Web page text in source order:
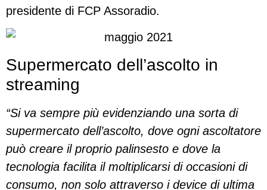
presidente di FCP Assoradio.
Supermercato dell’ascolto in
streaming
“Si va sempre più evidenziando una sorta di
supermercato dell’ascolto, dove ogni ascoltatore
può creare il proprio palinsesto e dove la
tecnologia facilita il moltiplicarsi di occasioni di
consumo, non solo attraverso i device di ultima